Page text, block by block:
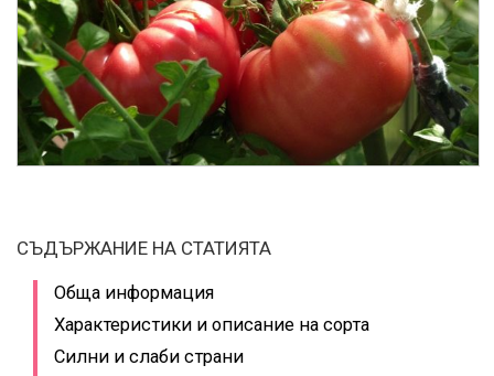
СЪДЪРЖАНИЕ НА СТАТИЯТА
Обща информация
Характеристики и описание на сорта
Силни и слаби страни